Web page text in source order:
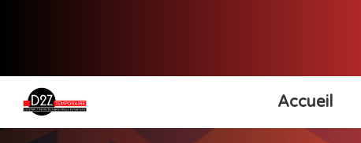
Accueil